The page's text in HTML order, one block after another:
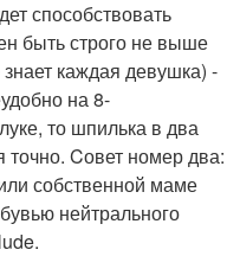
способствовать
быть строго не выше
каждая девушка) -
на 8-
то шпилька в два
Cовет номер два:
собственной маме
нейтрального